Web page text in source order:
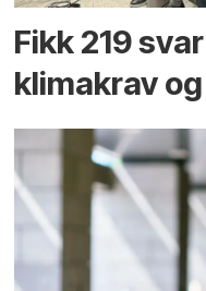
Fikk 219
klimakrav